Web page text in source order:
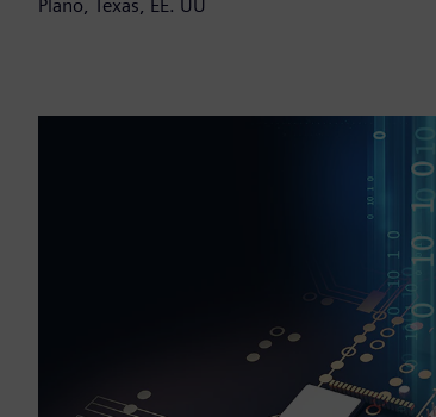
Plano, Texas, EE. UU